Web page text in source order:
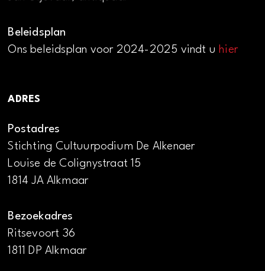
Beleidsplan
Ons beleidsplan voor 2024-2025 vindt uhier
ADRES
Postadres
Stichting Cultuurpodium De Alkenaer
Louise de Colignystraat 15
1814 JA Alkmaar
Bezoekadres
Ritsevoort 36
1811 DP Alkmaar